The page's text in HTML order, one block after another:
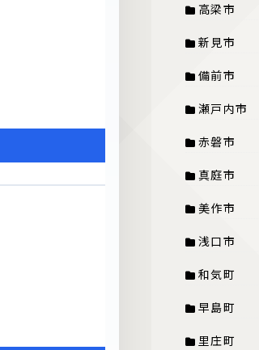
高梁市
新見市
備前市
瀬戸内市
赤磐市
真庭市
美作市
浅口市
和気町
早島町
里庄町